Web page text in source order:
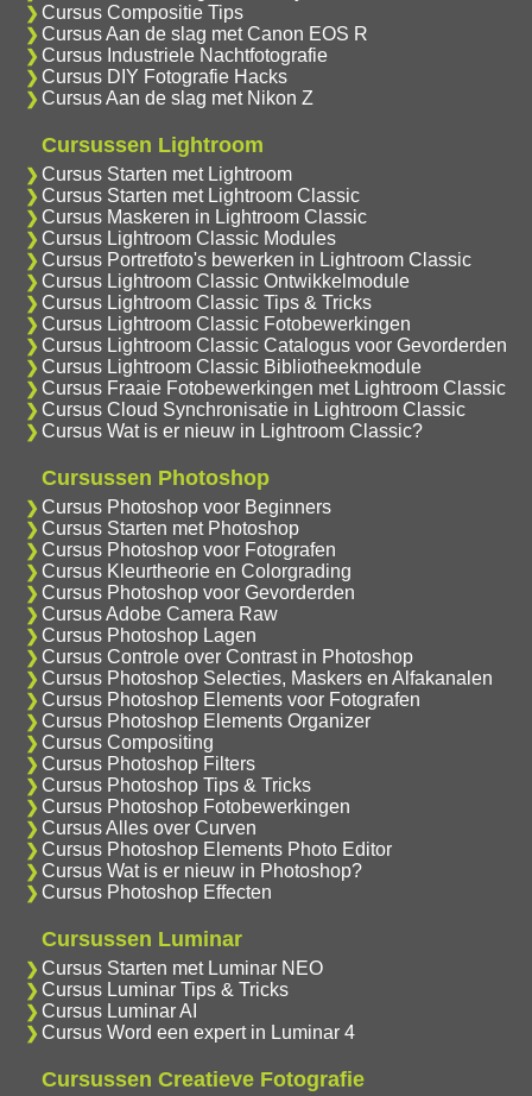
Cursus Compositie Tips
Cursus Aan de slag met Canon EOS R
Cursus Industriele Nachtfotografie
Cursus DIY Fotografie Hacks
Cursus Aan de slag met Nikon Z
Cursussen Lightroom
Cursus Starten met Lightroom
Cursus Starten met Lightroom Classic
Cursus Maskeren in Lightroom Classic
Cursus Lightroom Classic Modules
Cursus Portretfoto's bewerken in Lightroom Classic
Cursus Lightroom Classic Ontwikkelmodule
Cursus Lightroom Classic Tips & Tricks
Cursus Lightroom Classic Fotobewerkingen
Cursus Lightroom Classic Catalogus voor Gevorderden
Cursus Lightroom Classic Bibliotheekmodule
Cursus Fraaie Fotobewerkingen met Lightroom Classic
Cursus Cloud Synchronisatie in Lightroom Classic
Cursus Wat is er nieuw in Lightroom Classic?
Cursussen Photoshop
Cursus Photoshop voor Beginners
Cursus Starten met Photoshop
Cursus Photoshop voor Fotografen
Cursus Kleurtheorie en Colorgrading
Cursus Photoshop voor Gevorderden
Cursus Adobe Camera Raw
Cursus Photoshop Lagen
Cursus Controle over Contrast in Photoshop
Cursus Photoshop Selecties, Maskers en Alfakanalen
Cursus Photoshop Elements voor Fotografen
Cursus Photoshop Elements Organizer
Cursus Compositing
Cursus Photoshop Filters
Cursus Photoshop Tips & Tricks
Cursus Photoshop Fotobewerkingen
Cursus Alles over Curven
Cursus Photoshop Elements Photo Editor
Cursus Wat is er nieuw in Photoshop?
Cursus Photoshop Effecten
Cursussen Luminar
Cursus Starten met Luminar NEO
Cursus Luminar Tips & Tricks
Cursus Luminar AI
Cursus Word een expert in Luminar 4
Cursussen Creatieve Fotografie